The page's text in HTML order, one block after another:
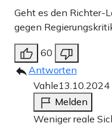
Geht es den Richter-
gegen
60
Antworten
Vahle
Melden
Weniger reale